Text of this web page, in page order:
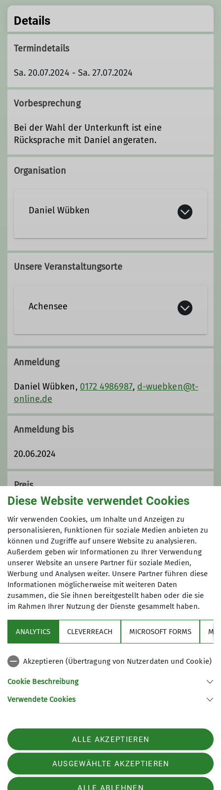
Details
Termindetails
Sa. 20.07.2024 - Sa. 27.07.2024
Vorbesprechung
Bei der Wahl der Unterkunft ist eine
Rücksprache mit Daniel angeraten.
Organisation
Daniel Wübken
0172 4986987
d-wuebken@t-online.de
Unsere Veranstaltungsorte
Achensee
Anmeldung
Daniel Wübken, 0172 4986987, d-wuebken@t-
online.de
Anmeldung bis
20.06.2024
Preis
und Verpflegung sowie Bergbahnen sind von
den Teilnehmenden selbst zu übernehmen.
Maximale Teilnehmeranzahl
8
Sektion
Grevener Straße 125b
48159 Münster
Telefon +4925173030
Datenschutz-Einstellungen
Datenschutz
Impressum
Diese Website verwendet Cookies
Wir verwenden Cookies, um Inhalte und Anzeigen zu
personalisieren, Funktionen für soziale Medien anbieten zu
können und Zugriffe auf unsere Website zu analysieren.
Außerdem geben wir Informationen zu Ihrer Verwendung
unserer Website an unsere Partner für soziale Medien,
Werbung und Analysen weiter. Unsere Partner führen diese
Informationen möglicherweise mit weiteren Daten
zusammen, die Sie ihnen bereitgestellt haben oder die sie
im Rahmen Ihrer Nutzung der Dienste gesammelt haben.
ANALYTICS CLEVERREACH MICROSOFT FORMS
Akzeptieren (Übertragung von Nutzerdaten und Cookie)
Cookie Beschreibung
Verwendete Cookies
ALLE AKZEPTIEREN
AUSGEWÄHLTE AKZEPTIEREN
ALLE ABLEHNEN